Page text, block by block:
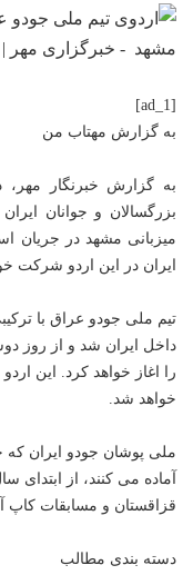
[ad_1]
به گزارش مهتاب من
به گزارش خبرنگار
بزرگسالان و جوانان
میزبانی مشهد در جریان
ایران در این اردو شرکت
داخل ایران شد و از روز
را اغاز خواهد کرد. این
خواهد شد.
ملی پوشان جودو ایران که
آماده می کنند، از ابتدای
قزاقستان و مسابقات کاپ
دسته بندی مطالب